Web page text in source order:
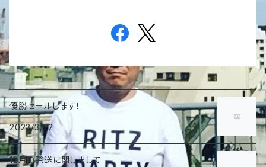
優勝セールします！
2023/3/22
12月の発送に関しまして